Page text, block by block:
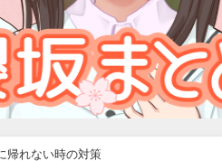
帰れない時の対策